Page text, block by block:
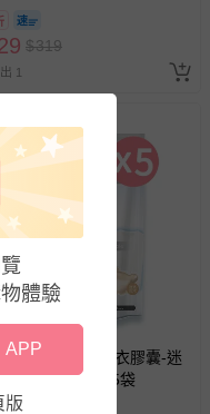
$319
1
海 - 植萃酵素洗衣膠囊-迷
木-5gx150顆共5袋
體驗
APP
版